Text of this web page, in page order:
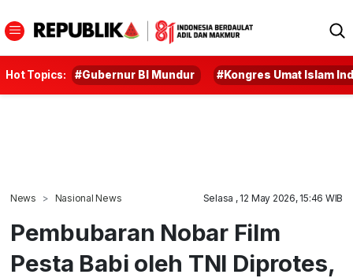
Hot Topics: #Gubernur BI Mundur #Kongres Umat Islam
News Nasional News Selasa , 12 May 2026, 15:46 WIB
Pembubaran Nobar Film
Pesta Babi oleh TNI Diprotes,